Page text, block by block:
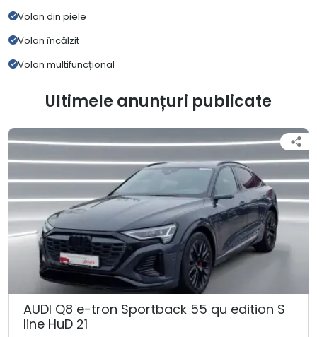
Volan din piele
Volan încălzit
Volan multifuncțional
Ultimele anunțuri publicate
AUDI Q8 e-tron Sportback 55 qu edition S
line HuD 21